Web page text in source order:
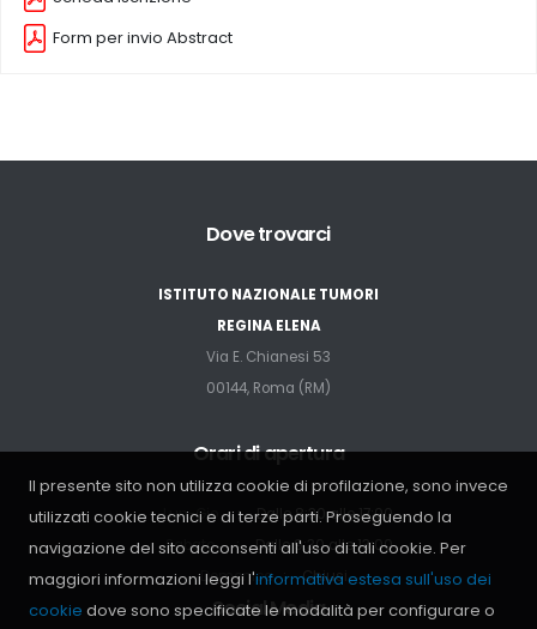
Il presente sito non utilizza cookie di profilazione, sono invece
utilizzati cookie tecnici e di terze parti. Proseguendo la
navigazione del sito acconsenti all'uso di tali cookie. Per
maggiori informazioni leggi l'informativa estesa sull'uso dei
cookie dove sono specificate le modalità per configurare o
Form per invio Abstract
Dove trovarci
ISTITUTO NAZIONALE TUMORI
REGINA ELENA
Via E. Chianesi 53
00144, Roma (RM)
Orari di apertura
Lun-Gio
Dalle 8:30 alle 17:00
Sabato
Dalle 9:30 alle 13:00
Domenica
Chiusi
Social Media